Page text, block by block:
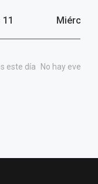
11
este día No hay